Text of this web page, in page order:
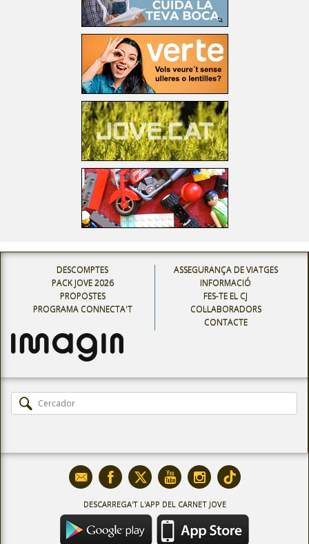
DESCOMPTES
PACK JOVE 2026
PROPOSTES
PROGRAMA CONNECTA'T
ASSEGURANÇA DE VIATGES
INFORMACIÓ
FES-TE EL CJ
COL·LABORADORS
CONTACTE
DESCARREGA'T L'APP DEL CARNET JOVE